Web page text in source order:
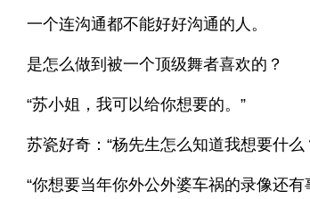
一个连沟通都不能好好沟通的人。
是怎么做到被一个顶级舞者喜欢的？
“苏小姐，我可以给你想要的。”
苏瓷好奇：“杨先生怎么知道我想要什么
“你想要当年你外公外婆车祸的录像还有